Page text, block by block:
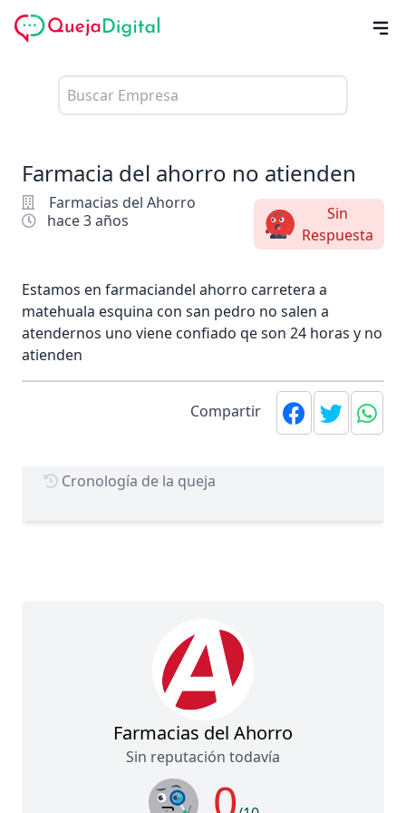
Farmacia del ahorro no atienden
Farmacias del Ahorro
hace 3 años
Sin
Respuesta
Estamos en farmaciandel ahorro carretera a
matehuala esquina con san pedro no salen a
atendernos uno viene confiado qe son 24 horas y no
atienden
Compartir
Cronología de la queja
Farmacias del Ahorro
Sin reputación todavía